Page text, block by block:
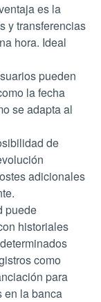
es la
y transferencias
hora. Ideal
pueden
la fecha
se adapta al
de
adicionales
puede
historiales
como
para
en la banca